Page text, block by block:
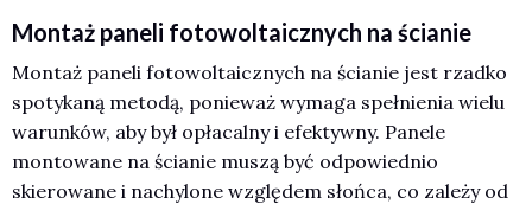
Montaż paneli fotowoltaicznych na ścianie
Montaż paneli fotowoltaicznych na ścianie jest rzadko
spotykaną metodą, ponieważ wymaga spełnienia wielu
warunków, aby był opłacalny i efektywny. Panele
montowane na ścianie muszą być odpowiednio
skierowane i nachylone względem słońca, co zależy od